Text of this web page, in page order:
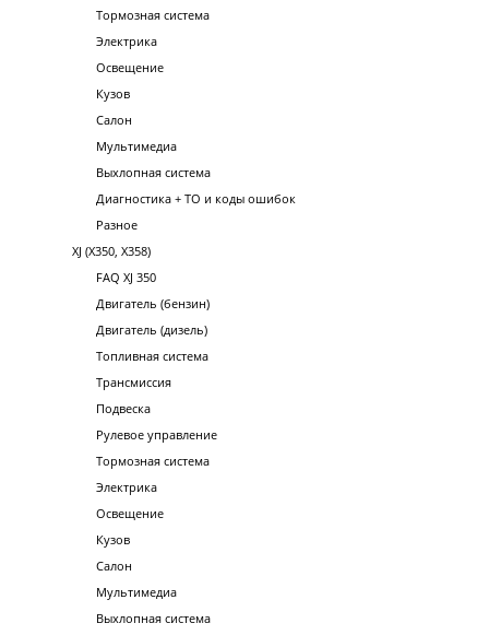
Тормозная система
Электрика
Освещение
Кузов
Салон
Мультимедиа
Выхлопная система
Диагностика + ТО и коды ошибок
Разное
XJ (X350, X358)
FAQ XJ 350
Двигатель (бензин)
Двигатель (дизель)
Топливная система
Трансмиссия
Подвеска
Рулевое управление
Тормозная система
Электрика
Освещение
Кузов
Салон
Мультимедиа
Выхлопная система